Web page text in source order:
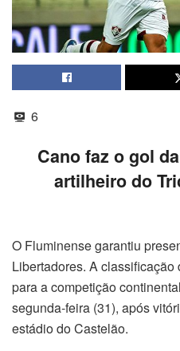
6
Cano faz o gol
artilheiro do
O Fluminense garantiu
Libertadores. A
para a competição
segunda-feira (31), após
estádio do Castelão.